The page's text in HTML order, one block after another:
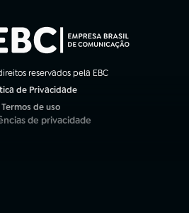
reservados pela EBC
de Privacidade
Termos de uso
(abre em nova aba)
de privacidade